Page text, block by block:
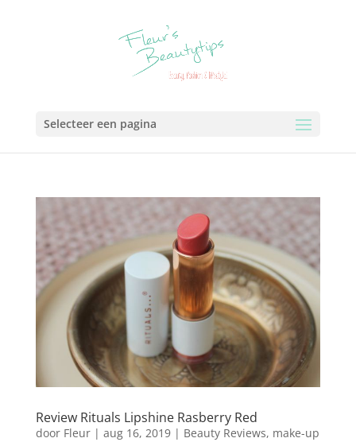
Selecteer een pagina
Review Rituals Lipshine Rasberry Red
door Fleur| aug 16, 2019| Beauty Reviews, make-up